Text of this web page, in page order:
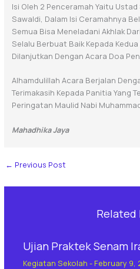
Isi Oleh 2 Penceramah Yaitu
Sawaldi, Dalam Isi Ceramahnya
Semua Bisa Meneladani Akhlak
Selalu Berbuat Baik Kepada
Dilanjutkan Dengan Acara Doa
Alhamdulillah Acara Berjalan
Terimakasih Kepada Panitia Yang
Peringatan Maulid Nabi
Mahadhika Jaya
← Previous Post
Related
Ujian Praktek Senam
Kegiatan Sekolah - February 9,